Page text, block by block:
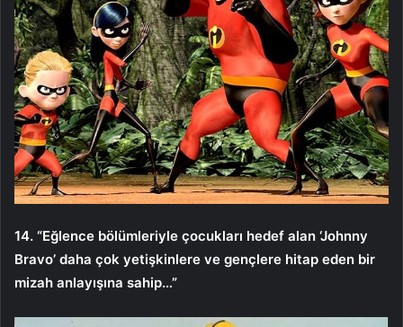
14. “Eğlence bölümleriyle çocukları hedef alan ‘Johnny
Bravo’ daha çok yetişkinlere ve gençlere hitap eden bir
mizah anlayışına sahip…”